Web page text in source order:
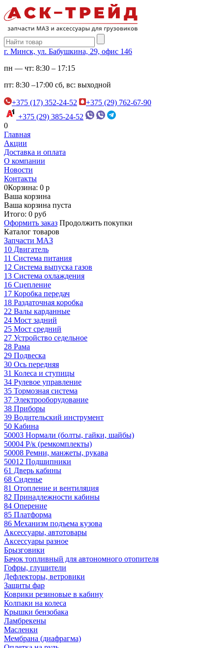
г. Минск, ул. Бабушкина, 29, офис 146
пн — чт: 8:30 – 17:15
пт: 8:30 –17:00 сб, вс: выходной
+375 (17) 352-24-52
+375 (29) 762-67-90
+375 (29) 385-24-52
0
Главная
Акции
Доставка и оплата
О компании
Новости
Контакты
0Корзина: 0 р
Ваша корзина
Ваша корзина пуста
Итого: 0 руб
Оформить заказ Продолжить покупки
Каталог товаров
Запчасти МАЗ
10 Двигатель
11 Система питания
12 Система выпуска газов
13 Система охлаждения
16 Сцепление
17 Коробка передач
18 Раздаточная коробка
22 Валы карданные
24 Мост задний
25 Мост средний
27 Устройство седельное
28 Рама
29 Подвеска
30 Ось передняя
31 Колеса и ступицы
34 Рулевое управление
35 Тормозная система
37 Электрооборудование
38 Приборы
39 Водительский инструмент
50 Кабина
50003 Нормали (болты, гайки, шайбы)
50004 Р/к (ремкомплекты)
50008 Ремни, манжеты, рукава
50012 Подшипники
61 Дверь кабины
68 Сиденье
81 Отопление и вентиляция
82 Принадлежности кабины
84 Оперение
85 Платформа
86 Механизм подъема кузова
Аксессуары, автотовары
Аксессуары разное
Брызговики
Бачок топливный для автономного отопителя
Гофры, глушители
Дефлекторы, ветровики
Защиты фар
Коврики резиновые в кабину
Колпаки на колеса
Крышки бензобака
Ламбрекены
Масленки
Мембрана (диафрагма)